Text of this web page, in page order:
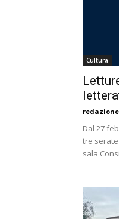
Cultura
Dal 27
tre
sala